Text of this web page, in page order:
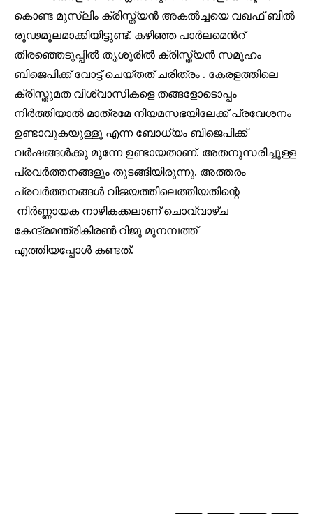
കൊണ്ട മുസ്ലിം ക്രിസ്ത്യൻ അകൽച്ചയെ വഖഫ് ബിൽ
രൂഢമൂലമാക്കിയിട്ടുണ്ട്. കഴിഞ്ഞ പാർലമെൻറ്
തിരഞ്ഞെടുപ്പിൽ തൃശൂരിൽ ക്രിസ്ത്യൻ സമൂഹം
ബിജെപിക്ക് വോട്ട് ചെയ്തത് ചരിത്രം . കേരളത്തിലെ
ക്രിസ്തുമത വിശ്വാസികളെ തങ്ങളോടൊപ്പം
നിർത്തിയാൽ മാത്രമേ നിയമസഭയിലേക്ക് പ്രവേശനം
ഉണ്ടാവുകയുള്ളൂ എന്ന ബോധ്യം ബിജെപിക്ക്
വർഷങ്ങൾക്കു മുന്നേ ഉണ്ടായതാണ്. അതനുസരിച്ചുള്ള
പ്രവർത്തനങ്ങളും തുടങ്ങിയിരുന്നു. അത്തരം
പ്രവർത്തനങ്ങൾ വിജയത്തിലെത്തിയതിന്റെ
നിർണ്ണായക നാഴികക്കലാണ് ചൊവ്വാഴ്ച
കേന്ദ്രമന്ത്രികിരൺ റിജു മുനമ്പത്ത്
എത്തിയപ്പോൾ കണ്ടത്.